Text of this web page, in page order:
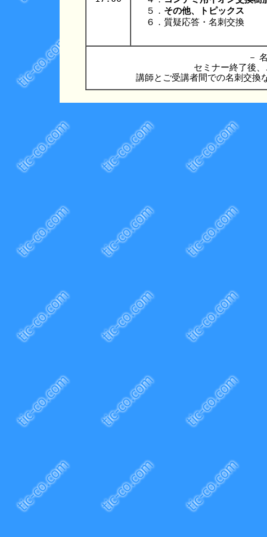
５． その他、トピックス
６．質疑応答・名刺交換
－
セミナー終了後
講師とご受講者間での名刺交換